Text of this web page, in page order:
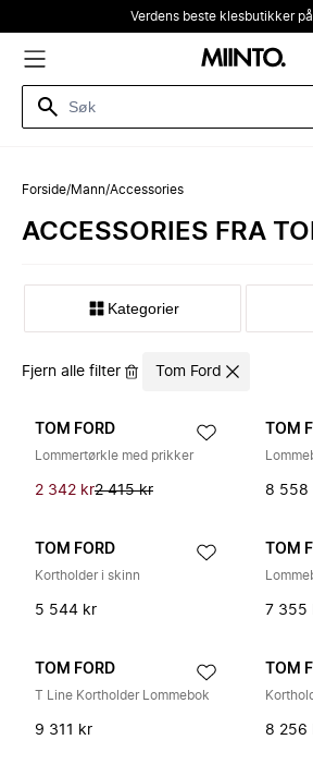
Verdens beste klesbutikker
Forside/Mann/Accessories
ACCESSORIES FRA
Kategorier
Fjern alle filter Tom Ford
TOM FORD
Lommertørkle med prikker
2 342 kr2 415 kr
TOM
8 558
TOM FORD
Kortholder i skinn
5 544 kr
TOM
7 355
TOM FORD
T Line Kortholder Lommebok
9 311 kr
TOM
8 256